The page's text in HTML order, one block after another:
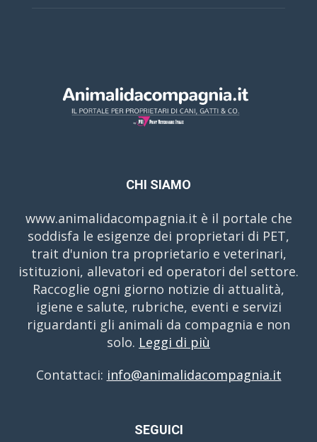
CHI SIAMO
www.animalidacompagnia.it è il portale che
soddisfa le esigenze dei proprietari di PET,
trait d'union tra proprietario e veterinari,
istituzioni, allevatori ed operatori del settore.
Raccoglie ogni giorno notizie di attualità,
igiene e salute, rubriche, eventi e servizi
riguardanti gli animali da compagnia e non
solo. Leggi di più
Contattaci: info@animalidacompagnia.it
SEGUICI